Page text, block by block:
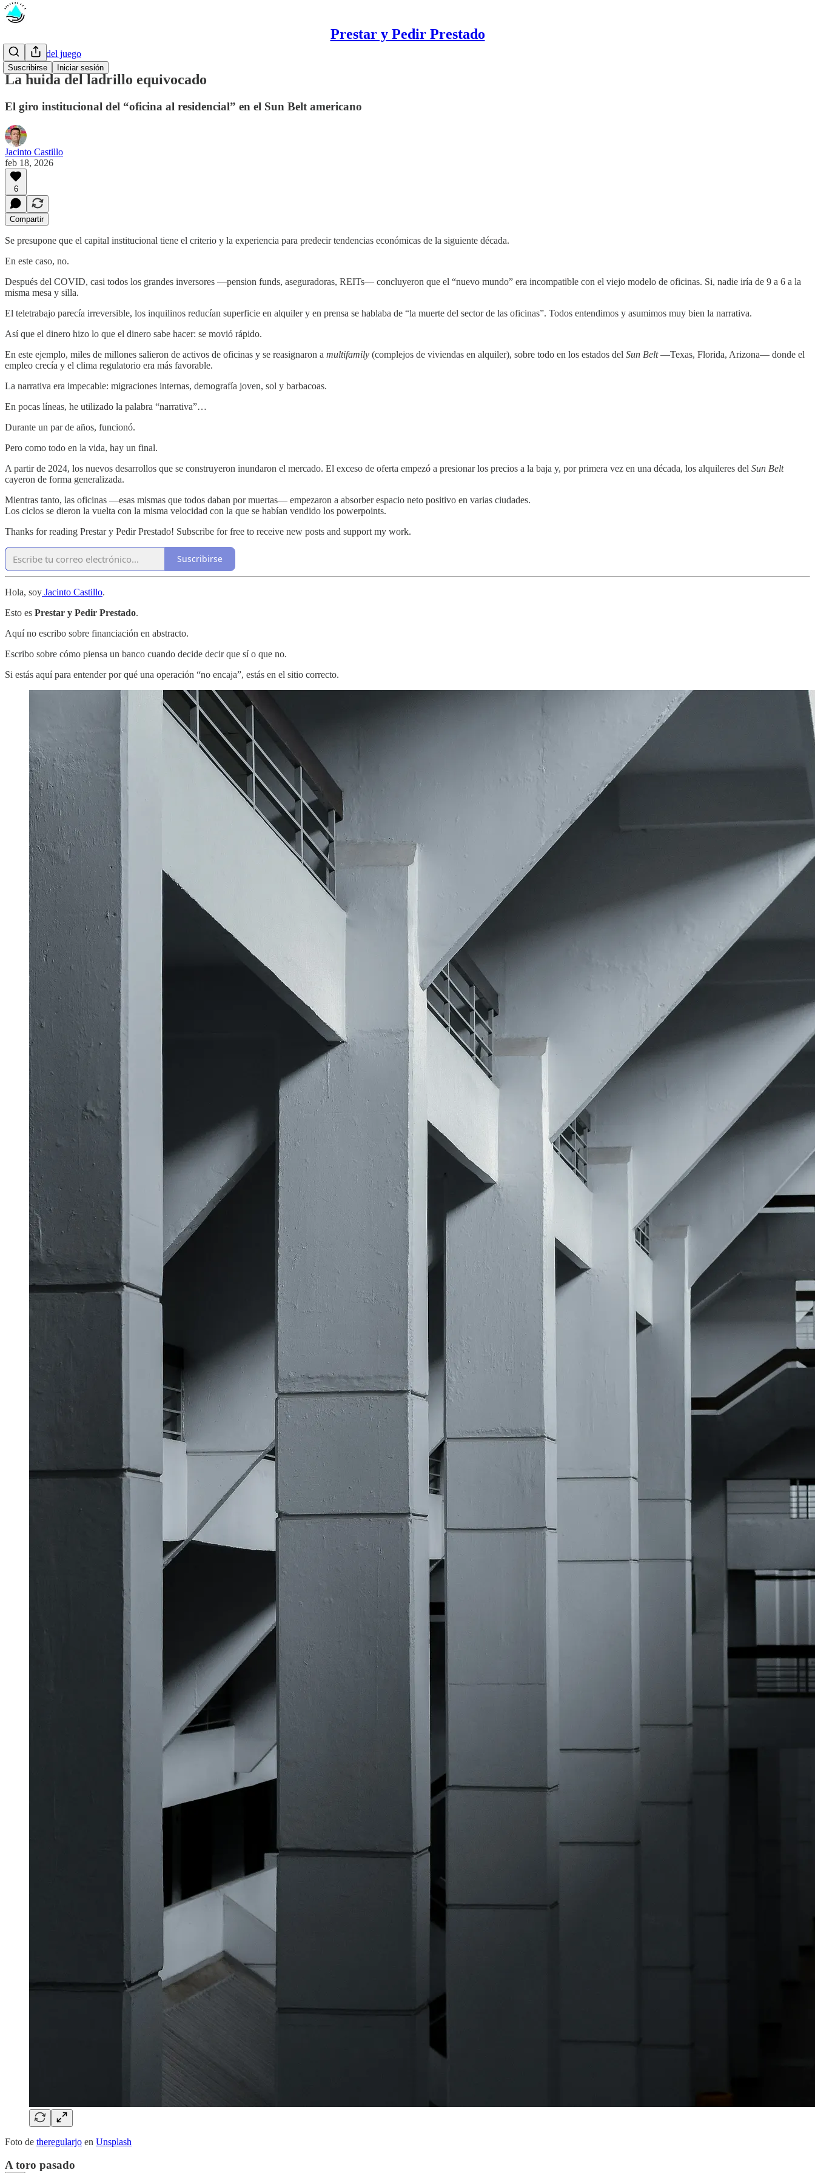
Prestar y Pedir Prestado
Suscribirse Iniciar sesión
Las reglas del juego
La huida del ladrillo equivocado
El giro institucional del “oficina al residencial” en el Sun Belt americano
Jacinto Castillo
feb 18, 2026
6
Compartir
Se presupone que el capital institucional tiene el criterio y la experiencia para predecir tendencias económicas de la siguiente década.
En este caso, no.
Después del COVID, casi todos los grandes inversores —pension funds, aseguradoras, REITs— concluyeron que el “nuevo mundo” era incompatible con el viejo modelo de oficinas. Si, nadie iría de 9 a 6 a la
misma mesa y silla.
El teletrabajo parecía irreversible, los inquilinos reducían superficie en alquiler y en prensa se hablaba de “la muerte del sector de las oficinas”. Todos entendimos y asumimos muy bien la narrativa.
Así que el dinero hizo lo que el dinero sabe hacer: se movió rápido.
En este ejemplo, miles de millones salieron de activos de oficinas y se reasignaron a multifamily (complejos de viviendas en alquiler), sobre todo en los estados del Sun Belt—Texas, Florida, Arizona— donde el
empleo crecía y el clima regulatorio era más favorable.
La narrativa era impecable: migraciones internas, demografía joven, sol y barbacoas.
En pocas líneas, he utilizado la palabra “narrativa”…
Durante un par de años, funcionó.
Pero como todo en la vida, hay un final.
A partir de 2024, los nuevos desarrollos que se construyeron inundaron el mercado. El exceso de oferta empezó a presionar los precios a la baja y, por primera vez en una década, los alquileres del Sun Belt
cayeron de forma generalizada.
Mientras tanto, las oficinas —esas mismas que todos daban por muertas— empezaron a absorber espacio neto positivo en varias ciudades.
Los ciclos se dieron la vuelta con la misma velocidad con la que se habían vendido los powerpoints.
Thanks for reading Prestar y Pedir Prestado! Subscribe for free to receive new posts and support my work.
Suscribirse
Hola, soy Jacinto Castillo.
Esto es Prestar y Pedir Prestado.
Aquí no escribo sobre financiación en abstracto.
Escribo sobre cómo piensa un banco cuando decide decir que sí o que no.
Si estás aquí para entender por qué una operación “no encaja”, estás en el sitio correcto.
Foto de theregularjo en Unsplash
A toro pasado